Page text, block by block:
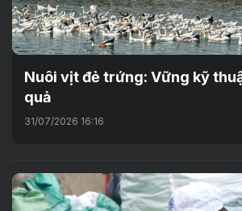
Nuôi vịt đẻ trứng: Vững kỹ
quả
31/07/2026 16:16